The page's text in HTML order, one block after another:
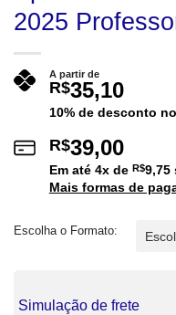
2025
A partir de
R$35,10
10% de desconto
R$39,00
Em até 4x de R$9,75
Mais formas de
Escolha o Formato:
Simulação de frete